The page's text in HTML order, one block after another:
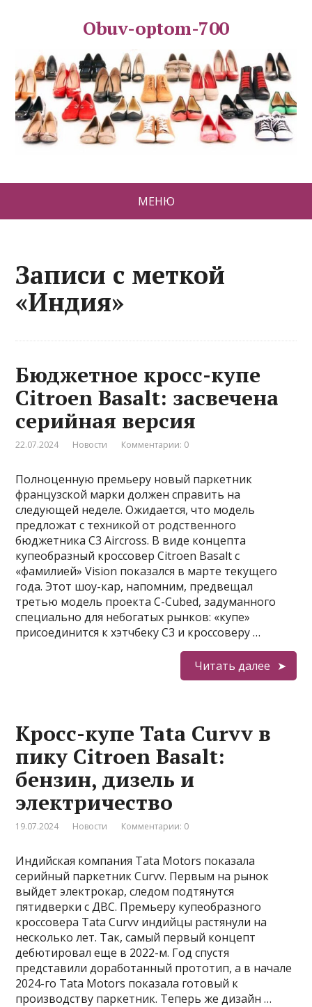
Obuv-optom-700
МЕНЮ
Записи с меткой
«Индия»
Бюджетное кросс-купе
Citroen Basalt: засвечена
серийная версия
22.07.2024 Новости Комментарии: 0
Полноценную премьеру новый паркетник
французской марки должен справить на
следующей неделе. Ожидается, что модель
предложат с техникой от родственного
бюджетника C3 Aircross. В виде концепта
купеобразный кроссовер Citroen Basalt с
«фамилией» Vision показался в марте текущего
года. Этот шоу-кар, напомним, предвещал
третью модель проекта C-Cubed, задуманного
специально для небогатых рынков: «купе»
присоединится к хэтчбеку C3 и кроссоверу …
Читать далее
Кросс-купе Tata Curvv в
пику Citroen Basalt:
бензин, дизель и
электричество
19.07.2024 Новости Комментарии: 0
Индийская компания Tata Motors показала
серийный паркетник Curvv. Первым на рынок
выйдет электрокар, следом подтянутся
пятидверки с ДВС. Премьеру купеобразного
кроссовера Tata Curvv индийцы растянули на
несколько лет. Так, самый первый концепт
дебютировал еще в 2022-м. Год спустя
представили доработанный прототип, а в начале
2024-го Tata Motors показала готовый к
производству паркетник. Теперь же дизайн …